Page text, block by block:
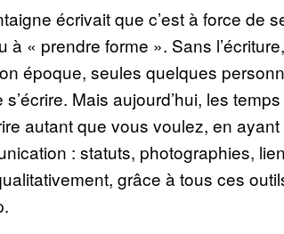
écrivait que c’est à force de
à « prendre forme ». Sans
époque, seules quelques
s’écrire. Mais aujourd’hui, les
autant que vous voulez, en
: statuts, photographies,
grâce à tous ces